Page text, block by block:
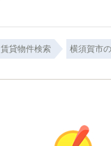
賃貸物件検索 横須賀市